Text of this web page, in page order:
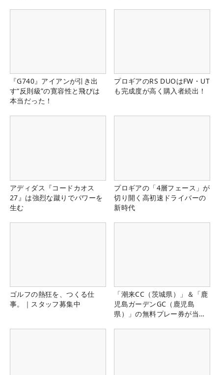
『G740』アイアンが引き出
す“反則級”の寛容性と飛びは
本当だった！
プロギアのRS DUOはFW・UT
も完成度が高く購入者続出！
アディダス『コードカオス
27』は強烈な蹴りでパワーを
生む
プロギアの「4層フェース」が
切り開く高初速ドライバーの
新時代
ゴルフの熱狂を、つくる仕
事。｜スタッフ募集中
「潮来CC（茨城県）」＆「鹿
児島ガーデンGC（鹿児島
県）」の無料プレー券が当た